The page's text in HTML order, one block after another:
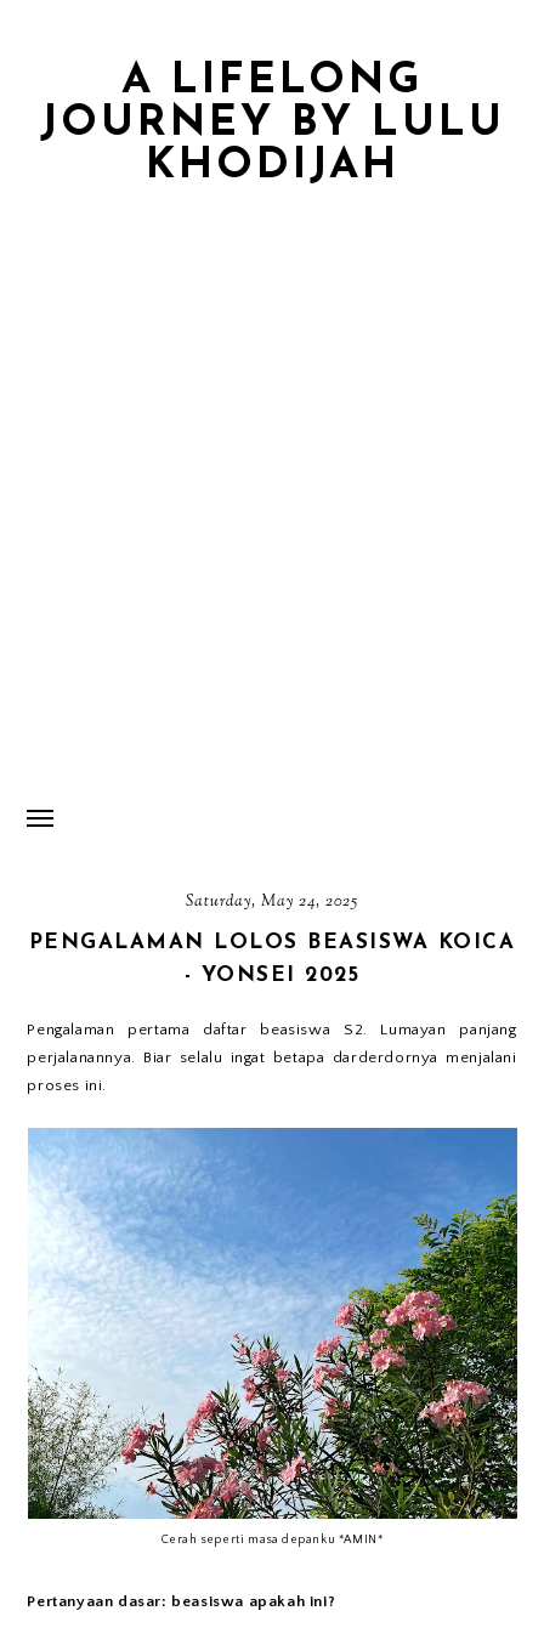
A LIFELONG
JOURNEY BY LULU
KHODIJAH
Saturday, May 24, 2025
PENGALAMAN LOLOS BEASISWA KOICA
- YONSEI 2025
Pengalaman pertama daftar beasiswa S2. Lumayan panjang
perjalanannya. Biar selalu ingat betapa darderdornya menjalani
proses ini.
Cerah seperti masa depanku *AMIN*
Pertanyaan dasar: beasiswa apakah ini?